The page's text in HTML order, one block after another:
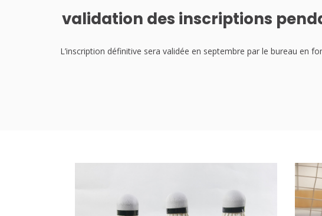
validation des inscriptions
L’inscription définitive sera validée en septembre par le bureau en